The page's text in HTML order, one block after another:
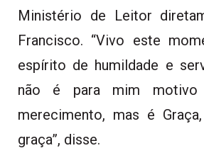
Ministério de Leitor
Francisco. “Vivo este
espírito de humildade e
não é para mim
merecimento, mas é
graça”, disse.